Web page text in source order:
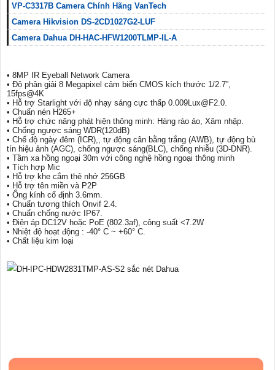
VP-C3317B Camera Chính Hãng VanTech
Camera Hikvision DS-2CD1027G2-LUF
Camera Dahua DH-HAC-HFW1200TLMP-IL-A
• 8MP IR Eyeball Network Camera
• Độ phân giải 8 Megapixel cảm biến CMOS kích thước 1/2.7”,
15fps@4K
• Hỗ trợ Starlight với độ nhạy sáng cực thấp 0.009Lux@F2.0.
• Chuẩn nén H265+
• Hỗ trợ chức năng phát hiện thông minh: Hàng rào ảo, Xâm nhập.
• Chống ngược sáng WDR(120dB)
• Chế độ ngày đêm (ICR),, tự động cân bằng trắng (AWB), tự động bù
tín hiệu ảnh (AGC), chống ngược sáng(BLC), chống nhiễu (3D-DNR).
• Tầm xa hồng ngoại 30m với công nghệ hồng ngoại thông minh
• Tích hợp Mic
• Hỗ trợ khe cắm thẻ nhớ 256GB
• Hỗ trợ tên miền và P2P
• Ống kính cố định 3.6mm.
• Chuẩn tương thích Onvif 2.4.
• Chuẩn chống nước IP67.
• Điện áp DC12V hoặc PoE (802.3af), công suất <7.2W
• Nhiệt độ hoạt động : -40° C ~ +60° C.
• Chất liệu kim loại